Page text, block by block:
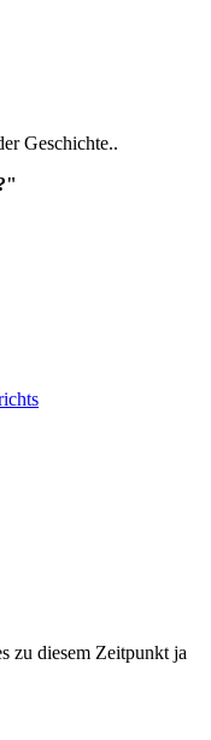
Geschichte..
zu diesem Zeitpunkt ja